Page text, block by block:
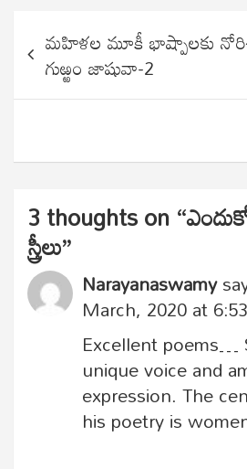
Post
navigation
మహిళల మూకీ భాష్పాలకు
గుఱ్ఱం జాషువా-2
3 thoughts on “
స్త్రీలు”
Narayanaswamy
March, 2020 at
Excellent poems…
unique voice and
expression. The
his poetry is